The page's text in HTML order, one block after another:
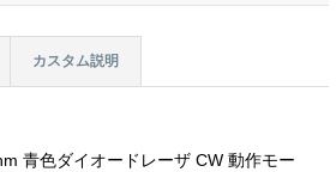
カスタム説明
青色ダイオードレーザ CW 動作モー